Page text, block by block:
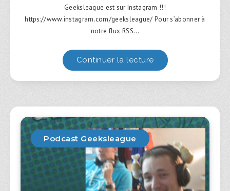
Geeksleague est sur Instagram !!!
https://www.instagram.com/geeksleague/ Pour s’abonner à
notre flux RSS…
Continuer la lecture
Podcast Geeksleague